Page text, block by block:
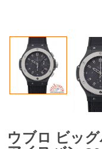
ウブロ ビッ